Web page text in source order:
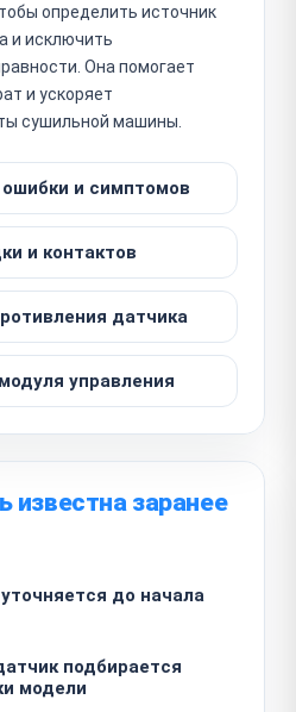
определить источник
и исключить
Она помогает
и ускоряет
сушильной машины.
и симптомов
и контактов
датчика
управления
известна заранее
до начала
подбирается
модели